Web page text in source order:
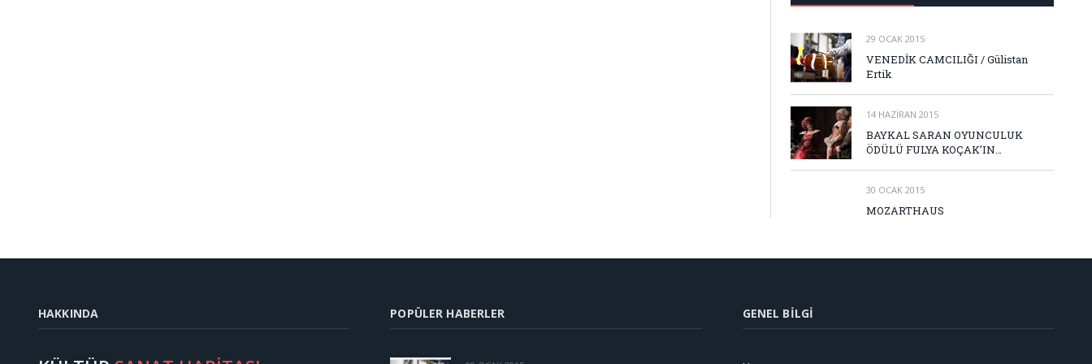
29 OCAK 2015
VENEDİK CAMCILIĞI / Gülistan
Ertik
14 HAZIRAN 2015
BAYKAL SARAN OYUNCULUK
ÖDÜLÜ FULYA KOÇAK’IN…
30 OCAK 2015
MOZARTHAUS
HAKKINDA POPÜLER HABERLER GENEL BILGI